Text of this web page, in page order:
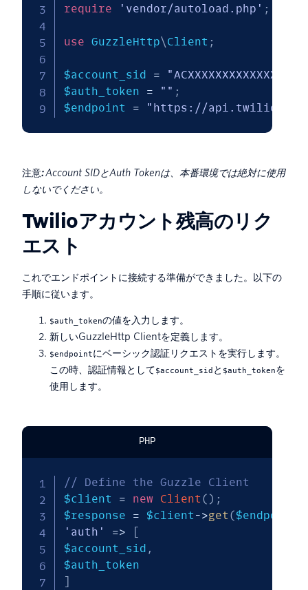
require 'vendor/autoload.php' ;
use GuzzleHttp\Client ;
$account_sid = "ACXXXXXXXXXXXXXXX"
$auth_token
= "" ;
$endpoint
= "https://api.twilio.com/
注意:Account SIDとAuth Tokenは、本番環境では絶対に使用
しないでください。
Twilioアカウント残高のリク
エスト
これでエンドポイントに接続する準備ができました。以下の
手順に従います。
$auth_tokenの値を入力します。
新しいGuzzleHttp Clientを定義します。
$endpointにベーシック認証リクエストを実行します。
この時、認証情報として$account_sid と $auth_tokenを
使用します。
PHP
// Define the Guzzle Client
$client
= new Client( ) ;
$response
= $client ->get ($endpoint
'auth'
=>
[
$account_sid ,
$auth_token
]